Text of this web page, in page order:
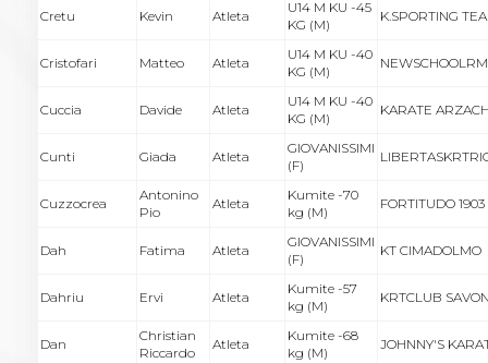
Cretu Kevin Atleta
U14 M KU -45
KG (M)
K.SPORTING
Cristofari Matteo Atleta
U14 M KU -40
KG (M)
Cuccia Davide Atleta
U14 M KU -40
KG (M)
KARATE
Cunti Giada Atleta
GIOVANISSIMI
(F)
Cuzzocrea
Antonino
Pio
Atleta
Kumite -70
kg (M)
FORTITUDO 1903
Dah Fatima Atleta
GIOVANISSIMI
(F)
KT CIMADOLMO
Dahriu Ervi Atleta
Kumite -57
kg (M)
KRTCLUB
Dan
Christian
Riccardo
Atleta
Kumite -68
kg (M)
JOHNNY'S